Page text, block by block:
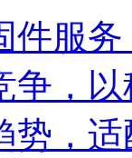
件服
争，
势，